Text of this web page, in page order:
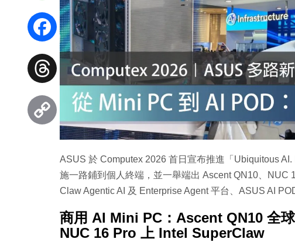
ASUS 於 Computex 2026 首日宣布推進「Ubiquitous
施一路鋪到個人終端，並一舉端出 Ascent QN10、NUC
Claw Agentic AI 及 Enterprise Agent 平台、ASUS AI
商用 AI Mini PC：Ascent QN10 全
NUC 16 Pro 上 Intel SuperClaw
WhatsApp
Facebook
Threads
Copy
Link